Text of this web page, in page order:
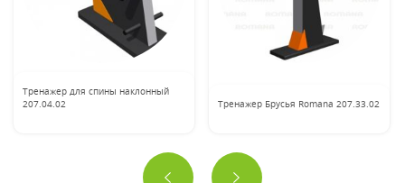
Тренажер для спины наклонный
207.04.02
Тренажер Брусья Romana 207.33.02